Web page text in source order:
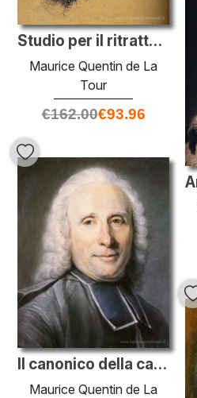
Studio per il ritratto di Mademoiselle Dangeville
Maurice Quentin de La
Tour
€162.00€93.96
Il canonico della cattedrale di Reims
Maurice Quentin de La